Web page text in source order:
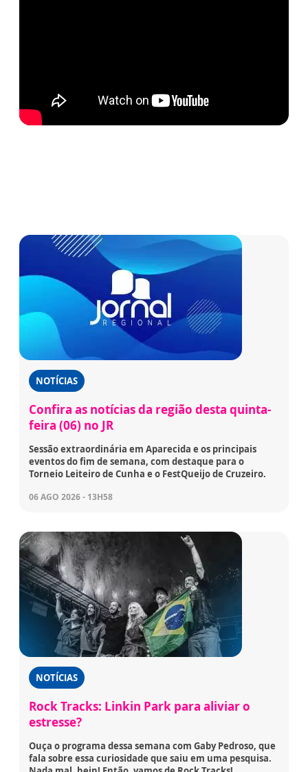
NOTÍCIAS
Confira as notícias da região desta quinta-
feira (06) no JR
Sessão extraordinária em Aparecida e os principais
eventos do fim de semana, com destaque para o
Torneio Leiteiro de Cunha e o FestQueijo de Cruzeiro.
06 AGO 2026 - 13H58
NOTÍCIAS
Rock Tracks: Linkin Park para aliviar o
estresse?
Ouça o programa dessa semana com Gaby Pedroso, que
fala sobre essa curiosidade que saiu em uma pesquisa.